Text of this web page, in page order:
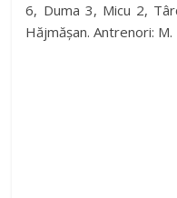
6, Duma 3, Micu 2,
Hăjmășan. Antrenori: